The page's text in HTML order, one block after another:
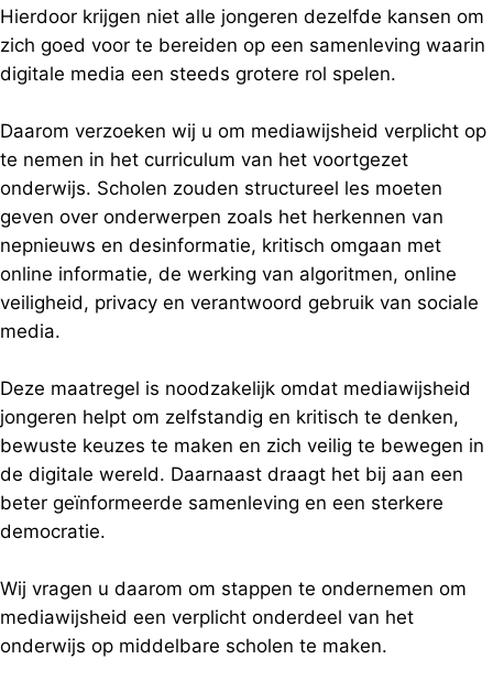
Hierdoor krijgen niet alle jongeren dezelfde kansen om
zich goed voor te bereiden op een samenleving waarin
digitale media een steeds grotere rol spelen.
Daarom verzoeken wij u om mediawijsheid verplicht op
te nemen in het curriculum van het voortgezet
onderwijs. Scholen zouden structureel les moeten
geven over onderwerpen zoals het herkennen van
nepnieuws en desinformatie, kritisch omgaan met
online informatie, de werking van algoritmen, online
veiligheid, privacy en verantwoord gebruik van sociale
media.
Deze maatregel is noodzakelijk omdat mediawijsheid
jongeren helpt om zelfstandig en kritisch te denken,
bewuste keuzes te maken en zich veilig te bewegen in
de digitale wereld. Daarnaast draagt het bij aan een
beter geïnformeerde samenleving en een sterkere
democratie.
Wij vragen u daarom om stappen te ondernemen om
mediawijsheid een verplicht onderdeel van het
onderwijs op middelbare scholen te maken.